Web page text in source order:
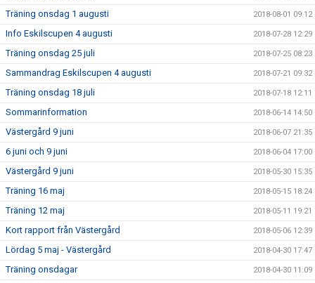
Träning onsdag 1 augusti 2018-08-01 09:12
Info Eskilscupen 4 augusti 2018-07-28 12:29
Träning onsdag 25 juli 2018-07-25 08:23
Sammandrag Eskilscupen 4 augusti 2018-07-21 09:32
Träning onsdag 18 juli 2018-07-18 12:11
Sommarinformation 2018-06-14 14:50
Västergård 9 juni 2018-06-07 21:35
6 juni och 9 juni 2018-06-04 17:00
Västergård 9 juni 2018-05-30 15:35
Träning 16 maj 2018-05-15 18:24
Träning 12 maj 2018-05-11 19:21
Kort rapport från Västergård 2018-05-06 12:39
Lördag 5 maj - Västergård 2018-04-30 17:47
Träning onsdagar 2018-04-30 11:09